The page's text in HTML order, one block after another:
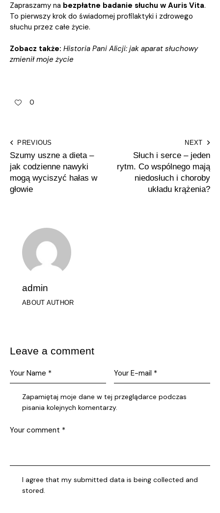
Zapraszamy na bezpłatne badanie słuchu w Auris Vita.
To pierwszy krok do świadomej profilaktyki i zdrowego
słuchu przez całe życie.
Zobacz także: Historia Pani Alicji: jak aparat słuchowy
zmienił moje życie
0
PREVIOUS
Szumy uszne a dieta –
jak codzienne nawyki
mogą wyciszyć hałas w
głowie
NEXT
Słuch i serce – jeden
rytm. Co wspólnego mają
niedosłuch i choroby
układu krążenia?
admin
ABOUT AUTHOR
Leave a comment
Zapamiętaj moje dane w tej przeglądarce podczas
pisania kolejnych komentarzy.
I agree that my submitted data is being collected and
stored.